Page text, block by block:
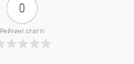
0
Рейтинг статті